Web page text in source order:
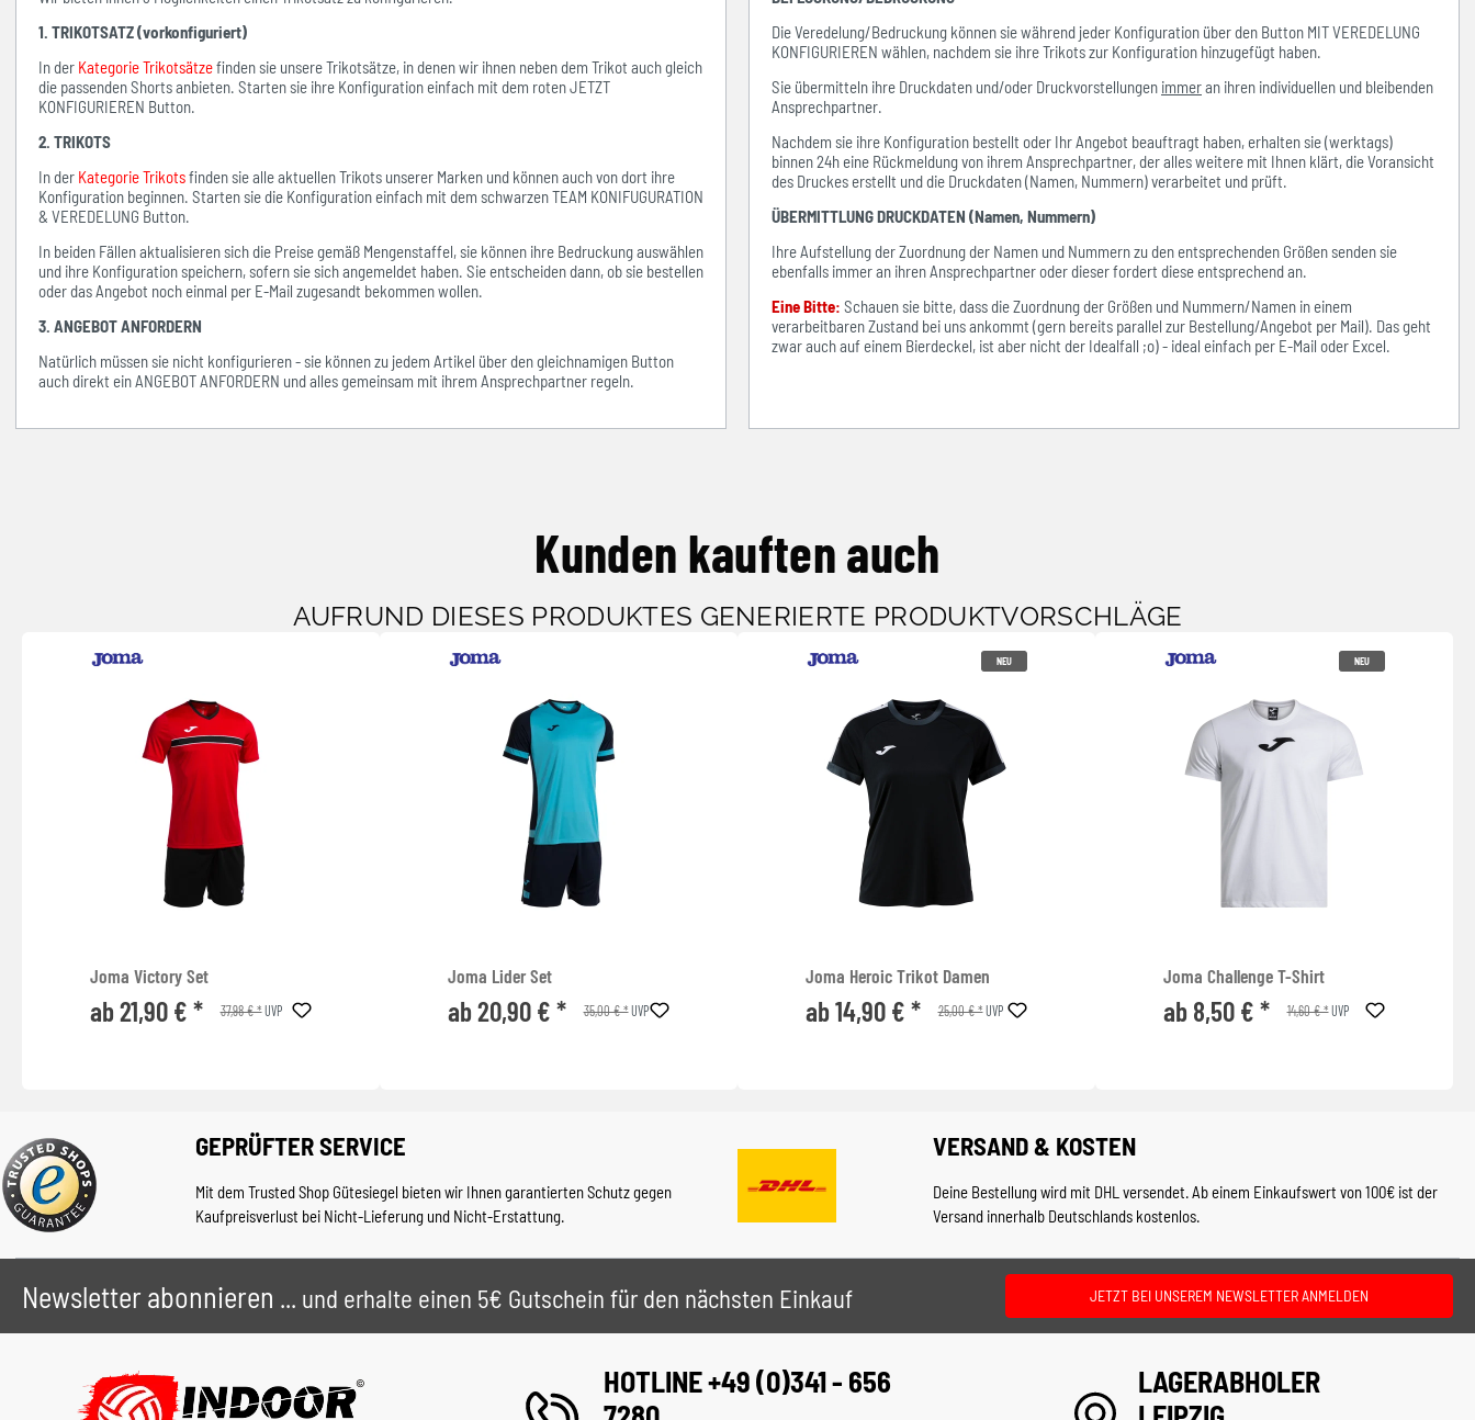
1. TRIKOTSATZ (vorkonfiguriert)
In der Kategorie Trikotsätzefinden sie unsere Trikotsätze, in denen wir ihnen neben dem Trikot auch gleich
die passenden Shorts anbieten. Starten sie ihre Konfiguration einfach mit dem roten JETZT
KONFIGURIEREN Button.
2. TRIKOTS
In der Kategorie Trikotsfinden sie alle aktuellen Trikots unserer Marken und können auch von dort ihre
Konfiguration beginnen. Starten sie die Konfiguration einfach mit dem schwarzen TEAM KONIFUGURATION
& VEREDELUNG Button.
In beiden Fällen aktualisieren sich die Preise gemäß Mengenstaffel, sie können ihre Bedruckung auswählen
und ihre Konfiguration speichern, sofern sie sich angemeldet haben. Sie entscheiden dann, ob sie bestellen
oder das Angebot noch einmal per E-Mail zugesandt bekommen wollen.
3. ANGEBOT ANFORDERN
Natürlich müssen sie nicht konfigurieren - sie können zu jedem Artikel über den gleichnamigen Button
auch direkt ein ANGEBOT ANFORDERN und alles gemeinsam mit ihrem Ansprechpartner regeln.
Die Veredelung/Bedruckung können sie während jeder Konfiguration über den Button MIT VEREDELUNG
KONFIGURIEREN wählen, nachdem sie ihre Trikots zur Konfiguration hinzugefügt haben.
Sie übermitteln ihre Druckdaten und/oder Druckvorstellungen immeran ihren individuellen und bleibenden
Ansprechpartner.
Nachdem sie ihre Konfiguration bestellt oder Ihr Angebot beauftragt haben, erhalten sie (werktags)
binnen 24h eine Rückmeldung von ihrem Ansprechpartner, der alles weitere mit Ihnen klärt, die Voransicht
des Druckes erstellt und die Druckdaten (Namen, Nummern) verarbeitet und prüft.
ÜBERMITTLUNG DRUCKDATEN (Namen, Nummern)
Ihre Aufstellung der Zuordnung der Namen und Nummern zu den entsprechenden Größen senden sie
ebenfalls immer an ihren Ansprechpartner oder dieser fordert diese entsprechend an.
Eine Bitte: Schauen sie bitte, dass die Zuordnung der Größen und Nummern/Namen in einem
verarbeitbaren Zustand bei uns ankommt (gern bereits parallel zur Bestellung/Angebot per Mail). Das geht
zwar auch auf einem Bierdeckel, ist aber nicht der Idealfall ;o) - ideal einfach per E-Mail oder Excel.
Kunden kauften auch
AUFRUND DIESES PRODUKTES GENERIERTE PRODUKTVORSCHLÄGE
Joma Victory Set
ab 21,90 € * 37,98 € *UVP
Joma Lider Set
ab 20,90 € * 35,00 € *UVP
NEU
Joma Heroic Trikot Damen
ab 14,90 € * 25,00 € *UVP
NEU
Joma Challenge T-Shirt
ab 8,50 € * 14,60 € *UVP
GEPRÜFTER SERVICE
Mit dem Trusted Shop Gütesiegel bieten wir Ihnen garantierten Schutz gegen
Kaufpreisverlust bei Nicht-Lieferung und Nicht-Erstattung.
VERSAND & KOSTEN
Deine Bestellung wird mit DHL versendet. Ab einem Einkaufswert von 100€ ist der
Versand innerhalb Deutschlands kostenlos.
Newsletter abonnieren ... und erhalte einen 5€ Gutschein für den nächsten Einkauf JETZT BEI UNSEREM NEWSLETTER ANMELDEN
HOTLINE +49 (0)341 - 656
LAGERABHOLER